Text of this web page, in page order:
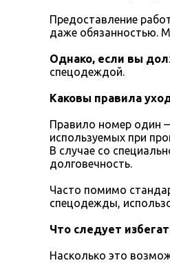
Предоставление
даже обязанностью.
Однако, если вы
спецодеждой.
Каковы правила
Правило номер один
используемых при
В случае со
долговечность.
Часто помимо
спецодежды,
Что следует
Насколько это